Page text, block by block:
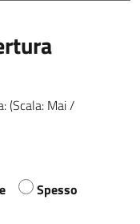
(Scala: Mai /
Spesso